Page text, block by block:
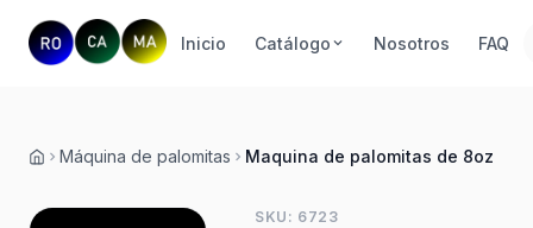
Inicio Catálogo Nosotros FAQ
Inicio
Máquina de palomitas Maquina de palomitas de 8oz
SKU: 6723